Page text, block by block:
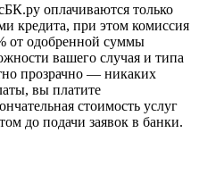
оплачиваются только
кредита, при этом комиссия
от одобренной суммы
вашего случая и типа
прозрачно — никаких
вы платите
стоимость услуг
до подачи заявок в банки.